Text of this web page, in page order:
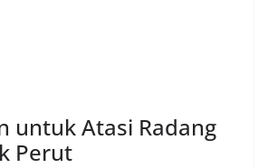
untuk Atasi Radang
Perut